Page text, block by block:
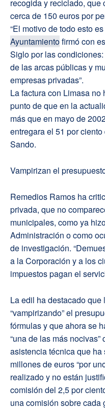
recogida y reciclado,
cerca de 150 euros por
“El motivo de todo esto
Ayuntamientofirmó con
Siglo por las
de las arcas públicas y
empresas privadas”.
La factura con Limasa no
punto de que en la
más que en mayo de
entregara el 51 por
Sando.
Vampirizan el
Remedios Ramos ha
privada, que no
municipales, como ya
Administración o como
de investigación.
a la Corporación y a los
impuestos pagan el
La edil ha destacado
“vampirizando” el
fórmulas y que ahora se
“una de las más
asistencia técnica que
millones de euros “por
realizado y no están
comisión del 2,5 por
una comisión sobre cada